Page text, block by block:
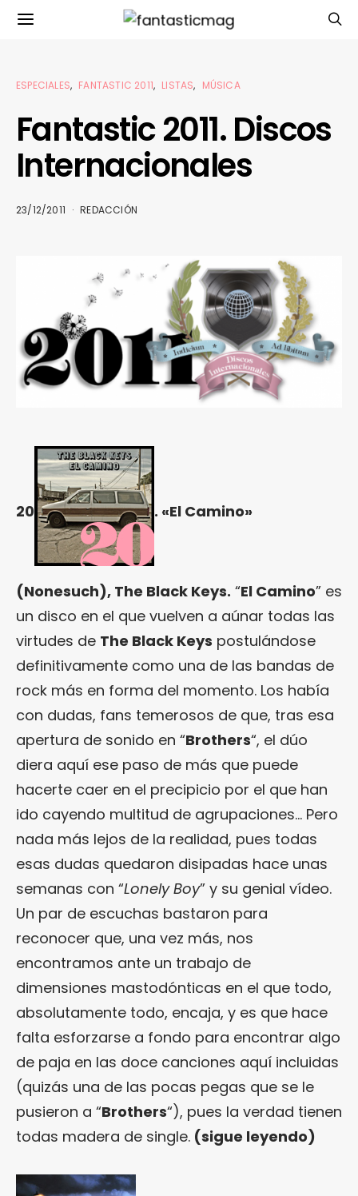
ESPECIALES FANTASTIC 2011 LISTAS MÚSICA
Fantastic 2011. Discos
Internacionales
23/12/2011 REDACCIÓN
20 . «El Camino»
(Nonesuch), The Black Keys. “El Camino” es
un disco en el que vuelven a aúnar todas las
virtudes de The Black Keys postulándose
definitivamente como una de las bandas de
rock más en forma del momento. Los había
con dudas, fans temerosos de que, tras esa
apertura de sonido en “Brothers“, el dúo
diera aquí ese paso de más que puede
hacerte caer en el precipicio por el que han
ido cayendo multitud de agrupaciones… Pero
nada más lejos de la realidad, pues todas
esas dudas quedaron disipadas hace unas
semanas con “Lonely Boy” y su genial vídeo.
Un par de escuchas bastaron para
reconocer que, una vez más, nos
encontramos ante un trabajo de
dimensiones mastodónticas en el que todo,
absolutamente todo, encaja, y es que hace
falta esforzarse a fondo para encontrar algo
de paja en las doce canciones aquí incluidas
(quizás una de las pocas pegas que se le
pusieron a “Brothers“), pues la verdad tienen
todas madera de single. (sigue leyendo)